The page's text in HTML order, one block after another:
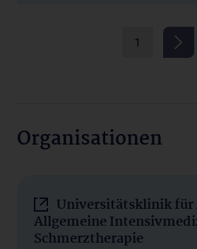
1
Organisationen
Universitätsklinik für
Allgemeine
Schmerztherapie